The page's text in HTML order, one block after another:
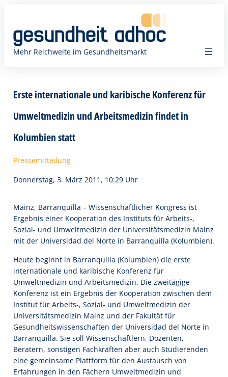
springen
Mehr Reichweite im Gesundheitsmarkt
Erste internationale und karibische Konferenz für
Umweltmedizin und Arbeitsmedizin findet in
Kolumbien statt
Pressemitteilung
Donnerstag, 3. März 2011, 10:29 Uhr
Mainz, Barranquilla – Wissenschaftlicher Kongress ist
Ergebnis einer Kooperation des Instituts für Arbeits-,
Sozial- und Umweltmedizin der Universitätsmedizin Mainz
mit der Universidad del Norte in Barranquilla (Kolumbien).
Heute beginnt in Barranquilla (Kolumbien) die erste
internationale und karibische Konferenz für
Umweltmedizin und Arbeitsmedizin. Die zweitägige
Konferenz ist ein Ergebnis der Kooperation zwischen dem
Institut für Arbeits-, Sozial- und Umweltmedizin der
Universitätsmedizin Mainz und der Fakultät für
Gesundheitswissenschaften der Universidad del Norte in
Barranquilla. Sie soll Wissenschaftlern, Dozenten,
Beratern, sonstigen Fachkräften aber auch Studierenden
eine gemeinsame Plattform für den Austausch von
Erfahrungen in den Fächern Umweltmedizin und